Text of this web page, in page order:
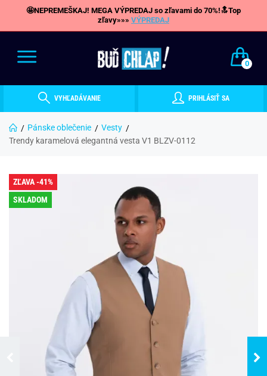
🤩NEPREMEŠKAJ! MEGA VÝPREDAJ so zľavami do 70%!🔝Top
zľavy»»» VÝPREDAJ
0
VYHĽADÁVANIE PRIHLÁSIŤ SA
Pánske oblečenie
Vesty
Trendy karamelová elegantná vesta V1 BLZV-0112
ZĽAVA -41%
SKLADOM